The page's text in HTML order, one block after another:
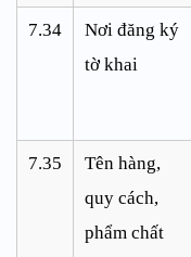
7.34
Nơi đăng ký
tờ khai
7.35
Tên hàng,
quy cách,
phẩm chất